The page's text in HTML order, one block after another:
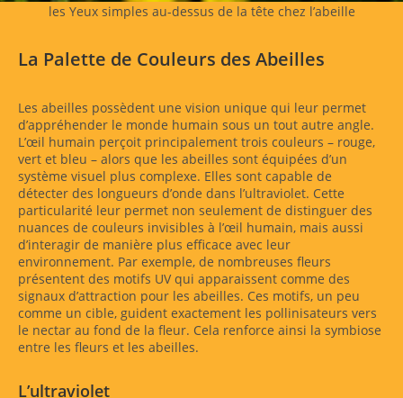
les Yeux simples au-dessus de la tête chez l’abeille
La Palette de Couleurs des Abeilles
Les abeilles possèdent une vision unique qui leur permet
d’appréhender le monde humain sous un tout autre angle.
L’œil humain perçoit principalement trois couleurs – rouge,
vert et bleu – alors que les abeilles sont équipées d’un
système visuel plus complexe. Elles sont capable de
détecter des longueurs d’onde dans l’ultraviolet. Cette
particularité leur permet non seulement de distinguer des
nuances de couleurs invisibles à l’œil humain, mais aussi
d’interagir de manière plus efficace avec leur
environnement. Par exemple, de nombreuses fleurs
présentent des motifs UV qui apparaissent comme des
signaux d’attraction pour les abeilles. Ces motifs, un peu
comme un cible, guident exactement les pollinisateurs vers
le nectar au fond de la fleur. Cela renforce ainsi la symbiose
entre les fleurs et les abeilles.
L’ultraviolet